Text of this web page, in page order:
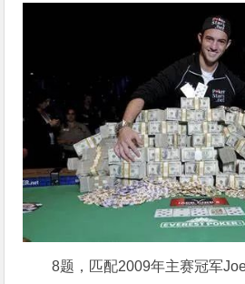
8题，匹配2009年主赛冠军